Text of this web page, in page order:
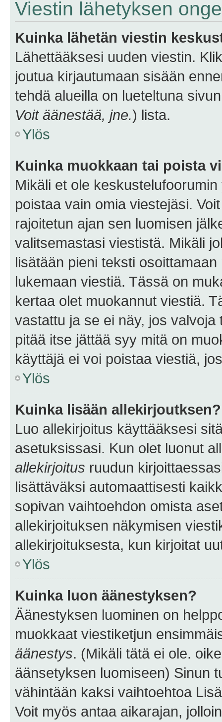
Viestin lähetyksen
Kuinka lähetän viestin
Lähettääksesi uuden viestin.
joutua kirjautumaan sisään
tehdä alueilla on lueteltuna
Voit äänestää, jne.) lista.
Ylös
Kuinka muokkaan tai poista
Mikäli et ole
poistaa vain omia viestejäsi.
rajoitetun ajan sen luomisen
valitsemastasi viestistä. Mikäli
lisätään pieni teksti
lukemaan viestiä. Tässä on
kertaa olet muokannut viestiä.
vastattu ja se ei näy, jos
pitää itse jättää syy mitä on
käyttäjä ei voi poistaa viestiä,
Ylös
Kuinka lisään allekirjoutksen?
Luo allekirjoitus käyttääksesi
asetuksissasi. Kun olet luonut
allekirjoitus ruudun
lisättäväksi automaattisesti
sopivan vaihtoehdon omista
allekirjoituksen näkymisen
allekirjoituksesta, kun kirjoitat
Ylös
Kuinka luon äänestyksen?
Äänestyksen luominen on
muokkaat viestiketjun
äänestys. (Mikäli tätä ei ole.
äänsetyksen luomiseen) Sinun
vähintään kaksi vaihtoehtoa
Voit myös antaa aikarajan,